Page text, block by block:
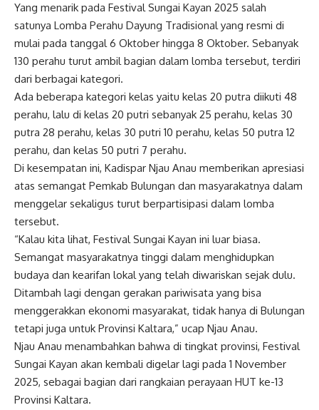
Yang menarik pada Festival Sungai Kayan 2025 salah
satunya Lomba Perahu Dayung Tradisional yang resmi di
mulai pada tanggal 6 Oktober hingga 8 Oktober. Sebanyak
130 perahu turut ambil bagian dalam lomba tersebut, terdiri
dari berbagai kategori.
Ada beberapa kategori kelas yaitu kelas 20 putra diikuti 48
perahu, lalu di kelas 20 putri sebanyak 25 perahu, kelas 30
putra 28 perahu, kelas 30 putri 10 perahu, kelas 50 putra 12
perahu, dan kelas 50 putri 7 perahu.
Di kesempatan ini, Kadispar Njau Anau memberikan apresiasi
atas semangat Pemkab Bulungan dan masyarakatnya dalam
menggelar sekaligus turut berpartisipasi dalam lomba
tersebut.
“Kalau kita lihat, Festival Sungai Kayan ini luar biasa.
Semangat masyarakatnya tinggi dalam menghidupkan
budaya dan kearifan lokal yang telah diwariskan sejak dulu.
Ditambah lagi dengan gerakan pariwisata yang bisa
menggerakkan ekonomi masyarakat, tidak hanya di Bulungan
tetapi juga untuk Provinsi Kaltara,” ucap Njau Anau.
Njau Anau menambahkan bahwa di tingkat provinsi, Festival
Sungai Kayan akan kembali digelar lagi pada 1 November
2025, sebagai bagian dari rangkaian perayaan HUT ke-13
Provinsi Kaltara.